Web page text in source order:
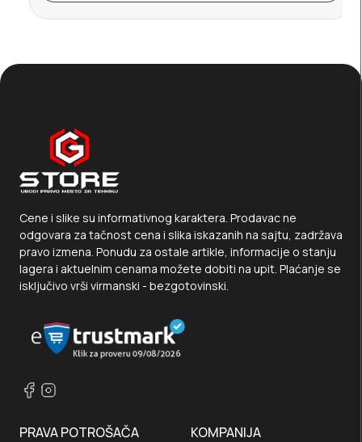
Cene i slike su informativnog karaktera. Prodavac ne
odgovara za tačnost cena i slika iskazanih na sajtu, zadržava
pravo izmena. Ponudu za ostale artikle, informacije o stanju
lagera i aktuelnim cenama možete dobiti na upit. Plaćanje se
isključivo vrši virmanski - bezgotovinski.
PRAVA POTROŠAČA KOMPANIJA